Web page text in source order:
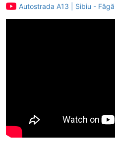
Autostrada A13 | Sibiu -